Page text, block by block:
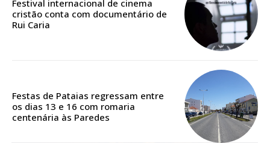
16€
Festival internacional de cinema
cristão conta com documentário de
Rui Caria
Festas de Pataias regressam entre
os dias 13 e 16 com romaria
centenária às Paredes